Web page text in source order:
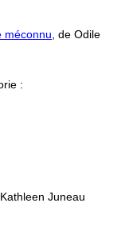
méconnu , de Odile
:
Kathleen Juneau